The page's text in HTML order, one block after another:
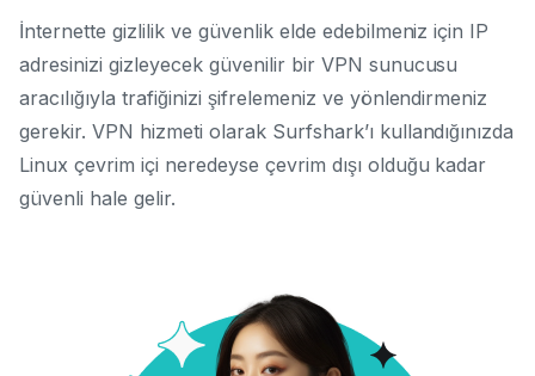
İnternette gizlilik ve güvenlik elde edebilmeniz için IP
adresinizi gizleyecek güvenilir bir VPN sunucusu
aracılığıyla trafiğinizi şifrelemeniz ve yönlendirmeniz
gerekir. VPN hizmeti olarak Surfshark’ı kullandığınızda
Linux çevrim içi neredeyse çevrim dışı olduğu kadar
güvenli hale gelir.